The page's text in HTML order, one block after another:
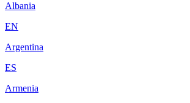
Albania
EN
Argentina
ES
Armenia